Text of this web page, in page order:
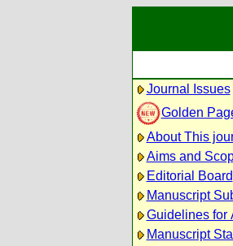
Journal Issues
Golden
About This
Aims and
Editorial Board
Manuscript
Guidelines for
Manuscript